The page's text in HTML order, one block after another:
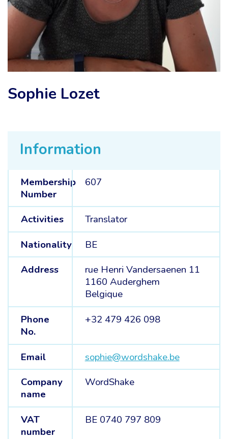
Information
Membership
Number
607
Activities
Translator
Nationality
BE
Address
rue Henri Vandersaenen 11
1160 Auderghem
Belgique
Phone
No.
+32 479 426 098
Email
sophie@wordshake.be
Company
name
WordShake
VAT
number
BE 0740 797 809
Sophie Lozet